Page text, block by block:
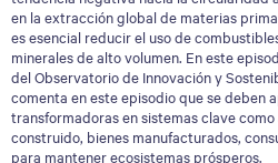
en la extracción global de materias
es esencial reducir el uso de
minerales de alto volumen. En este
del Observatorio de Innovación y
comenta en este episodio que se deben
transformadoras en sistemas clave
construido, bienes manufacturados,
para mantener ecosistemas prósperos.